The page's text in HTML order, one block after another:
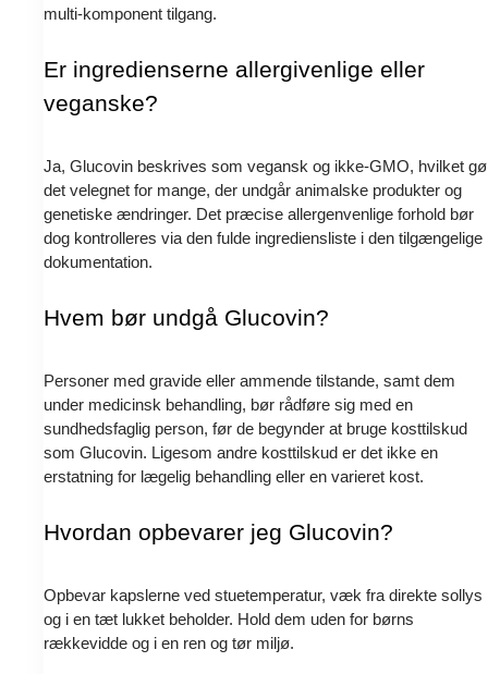
multi-komponent tilgang.
Er ingredienserne allergivenlige eller
veganske?
Ja, Glucovin beskrives som vegansk og ikke-GMO, hvilket
det velegnet for mange, der undgår animalske produkter og
genetiske ændringer. Det præcise allergenvenlige forhold bør
dog kontrolleres via den fulde ingrediensliste i den tilgængelige
dokumentation.
Hvem bør undgå Glucovin?
Personer med gravide eller ammende tilstande, samt dem
under medicinsk behandling, bør rådføre sig med en
sundhedsfaglig person, før de begynder at bruge kosttilskud
som Glucovin. Ligesom andre kosttilskud er det ikke en
erstatning for lægelig behandling eller en varieret kost.
Hvordan opbevarer jeg Glucovin?
Opbevar kapslerne ved stuetemperatur, væk fra direkte sollys
og i en tæt lukket beholder. Hold dem uden for børns
rækkevidde og i en ren og tør miljø.